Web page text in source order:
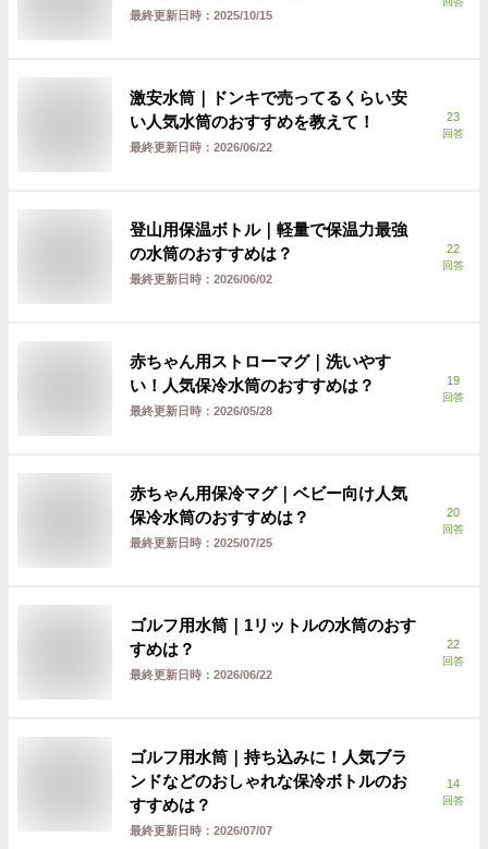
最終更新日時： 2025/10/15
激安水筒｜ドンキで売ってるくらい安
い人気水筒のおすすめを教えて！
最終更新日時： 2026/06/22
23
回答
登山用保温ボトル｜軽量で保温力最強
の水筒のおすすめは？
最終更新日時： 2026/06/02
22
回答
赤ちゃん用ストローマグ｜洗いやす
い！人気保冷水筒のおすすめは？
最終更新日時： 2026/05/28
19
回答
赤ちゃん用保冷マグ｜ベビー向け人気
保冷水筒のおすすめは？
最終更新日時： 2025/07/25
20
回答
ゴルフ用水筒｜1リットルの水筒のおす
すめは？
最終更新日時： 2026/06/22
22
回答
ゴルフ用水筒｜持ち込みに！人気ブラ
ンドなどのおしゃれな保冷ボトルのお
すすめは？
最終更新日時： 2026/07/07
14
回答